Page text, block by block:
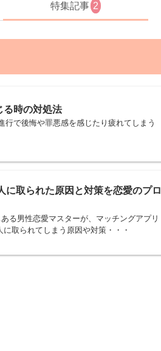
特集記事 2
る時の対処法
で後悔や罪悪感を感じたり疲れてしまう
に取られた原因と対策を恋愛のプロ
る男性恋愛マスターが、マッチングアプリ
取られてしまう原因や対策・・・